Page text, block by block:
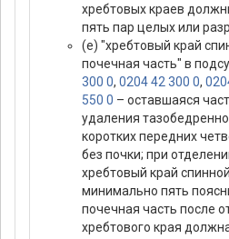
хребтовых краев
пять пар целых или
(е) "хребтовый край
почечная часть" в
300 0, 0204 42 300 0,
550 0 – оставшаяся
удаления
коротких передних
без почки; при
хребтовый край
минимально пять
почечная часть после
хребтового края